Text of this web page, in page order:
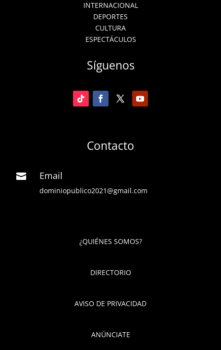
INTERNACIONAL
DEPORTES
CULTURA
ESPECTÁCULOS
Síguenos
Contacto
 Email
dominiopublico2021@gmail.com
¿QUIÉNES SOMOS?
DIRECTORIO
AVISO DE PRIVACIDAD
ANÚNCIATE